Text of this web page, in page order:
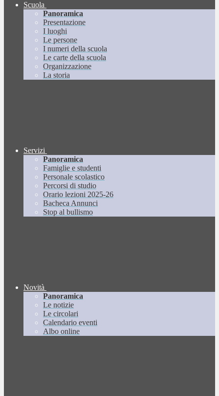
Scuola
Panoramica
Presentazione
I luoghi
Le persone
I numeri della scuola
Le carte della scuola
Organizzazione
La storia
Servizi
Panoramica
Famiglie e studenti
Personale scolastico
Percorsi di studio
Orario lezioni 2025-26
Bacheca Annunci
Stop al bullismo
Novità
Panoramica
Le notizie
Le circolari
Calendario eventi
Albo online